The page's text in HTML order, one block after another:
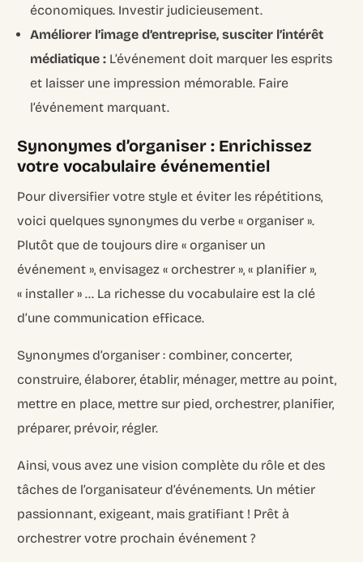
économiques. Investir judicieusement.
Améliorer l’image d’entreprise, susciter l’intérêt
médiatique : L’événement doit marquer les esprits
et laisser une impression mémorable. Faire
l’événement marquant.
Synonymes d’organiser : Enrichissez
votre vocabulaire événementiel
Pour diversifier votre style et éviter les répétitions,
voici quelques synonymes du verbe « organiser ».
Plutôt que de toujours dire « organiser un
événement », envisagez « orchestrer », « planifier »,
« installer » … La richesse du vocabulaire est la clé
d’une communication efficace.
Synonymes d’organiser : combiner, concerter,
construire, élaborer, établir, ménager, mettre au point,
mettre en place, mettre sur pied, orchestrer, planifier,
préparer, prévoir, régler.
Ainsi, vous avez une vision complète du rôle et des
tâches de l’organisateur d’événements. Un métier
passionnant, exigeant, mais gratifiant ! Prêt à
orchestrer votre prochain événement ?